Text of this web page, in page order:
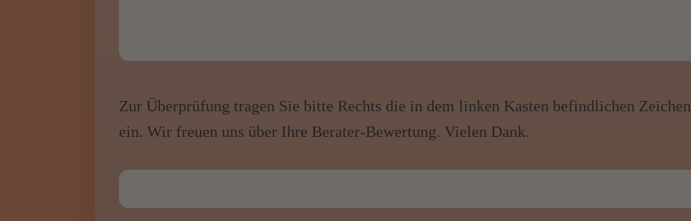
Zur Überprüfung tragen Sie bitte Rechts die in dem linken Kasten befindlichen Zeichen
ein. Wir freuen uns über Ihre Berater-Bewertung. Vielen Dank.